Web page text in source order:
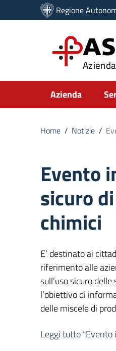
Vai ai contenuti
Vai al menu di
Regione
Submenu
Azienda
Home / Notizie /
Evento
sicuro
chimici
E’ destinato ai
riferimento alle
sull’uso sicuro
l’obiettivo di
delle miscele di
Leggi tutto